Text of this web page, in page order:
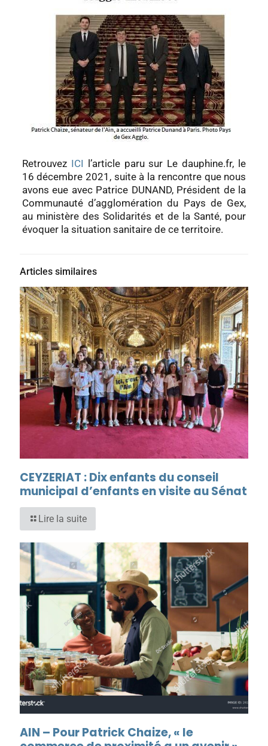
Retrouvez ICI l’article paru sur Le dauphine.fr, le
16 décembre 2021, suite à la rencontre que nous
avons eue avec Patrice DUNAND, Président de la
Communauté d’agglomération du Pays de Gex,
au ministère des Solidarités et de la Santé, pour
évoquer la situation sanitaire de ce territoire.
Articles similaires
CEYZERIAT : Dix enfants du conseil
municipal d’enfants en visite au Sénat
Lire la suite
AIN – Pour Patrick Chaize, « le